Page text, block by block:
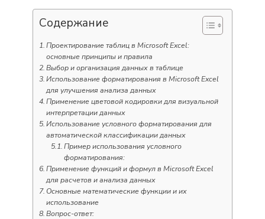
Содержание
Проектирование таблиц в Microsoft Excel:
основные принципы и правила
Выбор и организация данных в таблице
Использование форматирования в Microsoft Excel
для улучшения анализа данных
Применение цветовой кодировки для визуальной
интерпретации данных
Использование условного форматирования для
автоматической классификации данных
Пример использования условного
форматирования:
Применение функций и формул в Microsoft Excel
для расчетов и анализа данных
Основные математические функции и их
использование
Вопрос-ответ: